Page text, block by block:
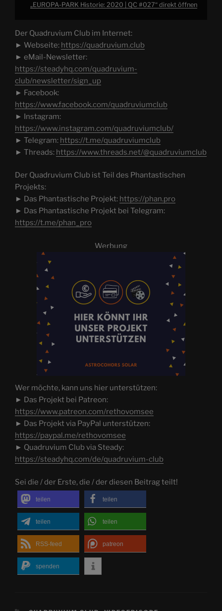
„EUROPA-PARK Historie: 2020 | QC #027“ direkt öffnen
Der Quadruvium Club im Internet:
► Webseite: https://quadruvium.club
► eMail-Newsletter:
https://steadyhq.com/quadruvium-
club/newsletter/sign_up
► Facebook:
https://www.facebook.com/quadruviumclub
► Instagram:
https://www.instagram.com/quadruviumclub/
► Telegram: https://t.me/quadruviumclub
► Threads: https://www.threads.net/@quadruviumclub
Der Quadruvium Club ist Teil des Phantastischen
Projekts:
► Das Phantastische Projekt: https://phan.pro
► Das Phantastische Projekt bei Telegram:
https://t.me/phan_pro
Werbung
Wer möchte, kann uns hier unterstützen:
► Das Projekt bei Patreon:
https://www.patreon.com/rethovomsee
► Das Projekt via PayPal unterstützen:
https://paypal.me/rethovomsee
► Quadruvium Club via Steady:
https://steadyhq.com/de/quadruvium-club
Sei die / der Erste, die / der diesen Beitrag teilt!
teilen teilen
teilen teilen
RSS-feed patreon
spenden